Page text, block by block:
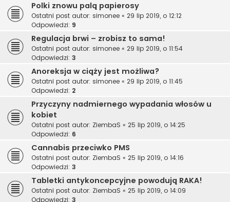
Polki znowu palą papierosy
Ostatni post autor: simonee « 29 lip 2019, o 12:12
Odpowiedzi: 9
Regulacja brwi – zrobisz to sama!
Ostatni post autor: simonee « 29 lip 2019, o 11:54
Odpowiedzi: 3
Anoreksja w ciąży jest możliwa?
Ostatni post autor: simonee « 29 lip 2019, o 11:45
Odpowiedzi: 2
Przyczyny nadmiernego wypadania włosów u
kobiet
Ostatni post autor: ZiembaS « 25 lip 2019, o 14:25
Odpowiedzi: 6
Cannabis przeciwko PMS
Ostatni post autor: ZiembaS « 25 lip 2019, o 14:16
Odpowiedzi: 3
Tabletki antykoncepcyjne powodują RAKA!
Ostatni post autor: ZiembaS « 25 lip 2019, o 14:09
Odpowiedzi: 3